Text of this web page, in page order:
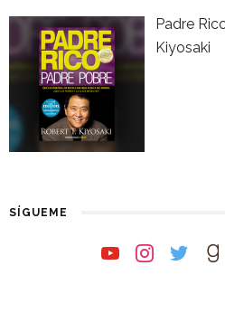
Padre
Kiyosaki
SÍGUEME
youtubeinstagramtwitter